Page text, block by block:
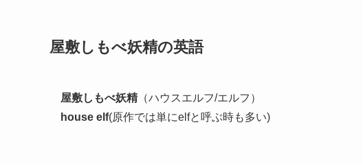
屋敷しもべ妖精の英語
屋敷しもべ妖精（ハウスエルフ/エルフ）
house elf(原作では単にelfと呼ぶ時も多い)